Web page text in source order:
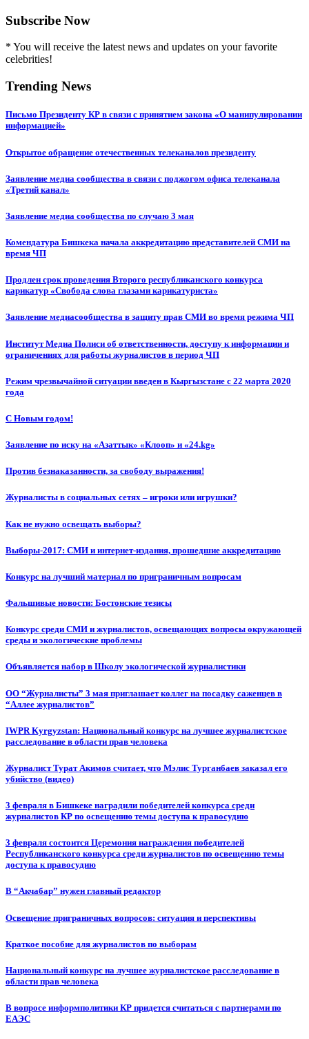
Subscribe Now
* You will receive the latest news and updates on your favorite
celebrities!
Trending News
Письмо Президенту КР в связи с принятием закона «О манипулировании
информацией»
Открытое обращение отечественных телеканалов президенту
Заявление медиа сообщества в связи с поджогом офиса телеканала
«Третий канал»
Заявление медиа сообщества по случаю 3 мая
Комендатура Бишкека начала аккредитацию представителей СМИ на
время ЧП
Продлен срок проведения Второго республиканского конкурса
карикатур «Свобода слова глазами карикатуриста»
Заявление медиасообщества в защиту прав СМИ во время режима ЧП
Институт Медиа Полиси об ответственности, доступу к информации и
ограничениях для работы журналистов в период ЧП
Режим чрезвычайной ситуации введен в Кыргызстане с 22 марта 2020
года
С Новым годом!
Заявление по иску на «Азаттык» «Клооп» и «24.kg»
Против безнаказанности, за свободу выражения!
Журналисты в социальных сетях – игроки или игрушки?
Как не нужно освещать выборы?
Выборы-2017: СМИ и интернет-издания, прошедшие аккредитацию
Конкурс на лучший материал по приграничным вопросам
Фальшивые новости: Бостонские тезисы
Конкурс среди СМИ и журналистов, освещающих вопросы окружающей
среды и экологические проблемы
Объявляется набор в Школу экологической журналистики
ОО “Журналисты” 3 мая приглашает коллег на посадку саженцев в
“Аллее журналистов”
IWPR Kyrgyzstan: Национальный конкурс на лучшее журналистское
расследование в области прав человека
Журналист Турат Акимов считает, что Мэлис Турганбаев заказал его
убийство (видео)
3 февраля в Бишкеке наградили победителей конкурса среди
журналистов КР по освещению темы доступа к правосудию
3 февраля состоится Церемония награждения победителей
Республиканского конкурса среди журналистов по освещению темы
доступа к правосудию
В “Акчабар” нужен главный редактор
Освещение приграничных вопросов: ситуация и перспективы
Краткое пособие для журналистов по выборам
Национальный конкурс на лучшее журналистское расследование в
области прав человека
В вопросе информполитики КР придется считаться с партнерами по
ЕАЭС